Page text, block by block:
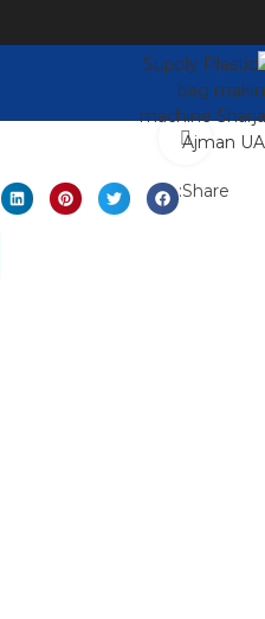
Share: